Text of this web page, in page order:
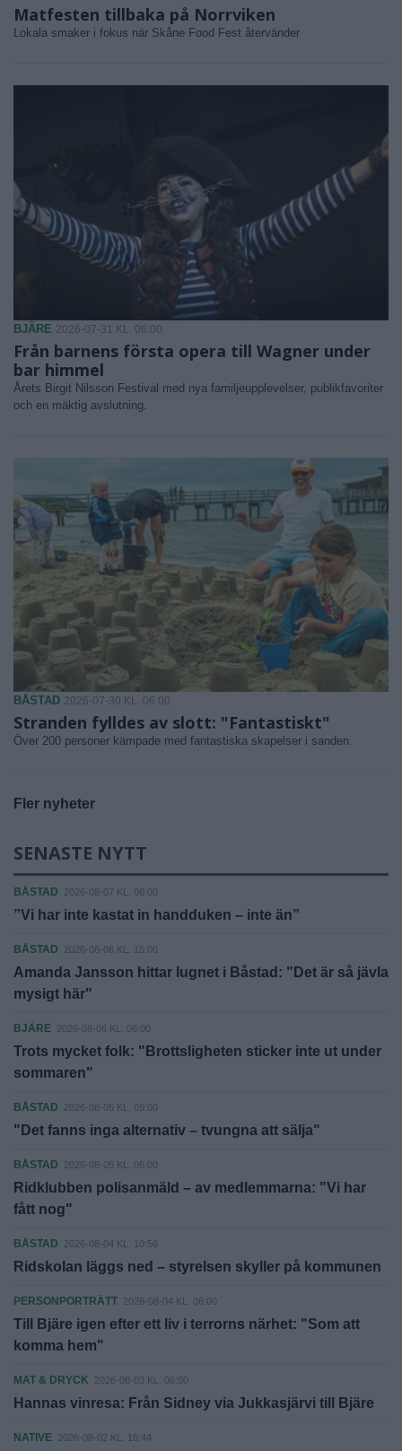
Matfesten tillbaka på Norrviken
Lokala smaker i fokus när Skåne Food Fest återvänder
BJÄRE 2026-07-31 KL. 06:00
Från barnens första opera till Wagner under
bar himmel
Årets Birgit Nilsson Festival med nya familjeupplevelser, publikfavoriter
och en mäktig avslutning.
BÅSTAD 2026-07-30 KL. 06:00
Stranden fylldes av slott: "Fantastiskt"
Över 200 personer kämpade med fantastiska skapelser i sanden.
Fler nyheter
SENASTE NYTT
BÅSTAD 2026-08-07 KL. 06:00
”Vi har inte kastat in handduken – inte än”
BÅSTAD 2026-08-06 KL. 15:00
Amanda Jansson hittar lugnet i Båstad: "Det är så jävla
mysigt här"
BJÄRE 2026-08-06 KL. 06:00
Trots mycket folk: "Brottsligheten sticker inte ut under
sommaren"
BÅSTAD 2026-08-05 KL. 09:00
"Det fanns inga alternativ – tvungna att sälja"
BÅSTAD 2026-08-05 KL. 06:00
Ridklubben polisanmäld – av medlemmarna: "Vi har
fått nog"
BÅSTAD 2026-08-04 KL. 10:56
Ridskolan läggs ned – styrelsen skyller på kommunen
PERSONPORTRÄTT 2026-08-04 KL. 06:00
Till Bjäre igen efter ett liv i terrorns närhet: "Som att
komma hem"
MAT & DRYCK 2026-08-03 KL. 06:00
Hannas vinresa: Från Sidney via Jukkasjärvi till Bjäre
NATIVE 2026-08-02 KL. 16:44